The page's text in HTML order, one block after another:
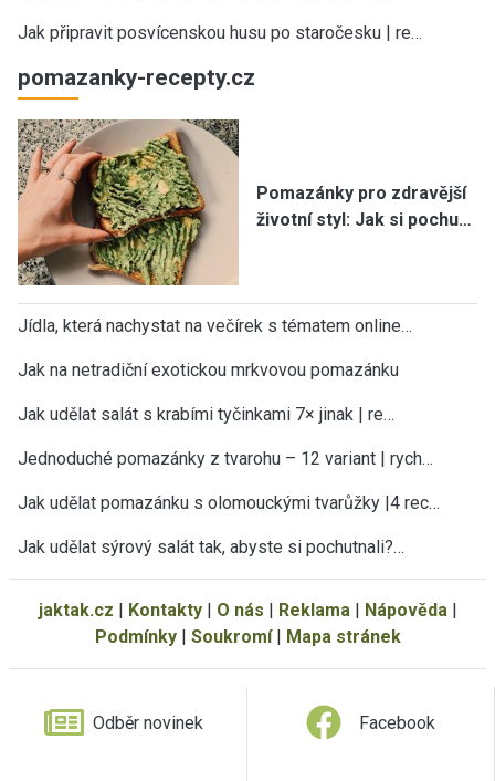
Jak připravit posvícenskou husu po staročesku | re…
pomazanky-recepty.cz
Pomazánky pro zdravější
životní styl: Jak si pochu…
Jídla, která nachystat na večírek s tématem online…
Jak na netradiční exotickou mrkvovou pomazánku
Jak udělat salát s krabími tyčinkami 7× jinak | re…
Jednoduché pomazánky z tvarohu – 12 variant | rych…
Jak udělat pomazánku s olomouckými tvarůžky |4 rec…
Jak udělat sýrový salát tak, abyste si pochutnali?…
jaktak.cz | Kontakty| O nás | Reklama | Nápověda |
Podmínky| Soukromí| Mapa stránek
Odběr novinek Facebook